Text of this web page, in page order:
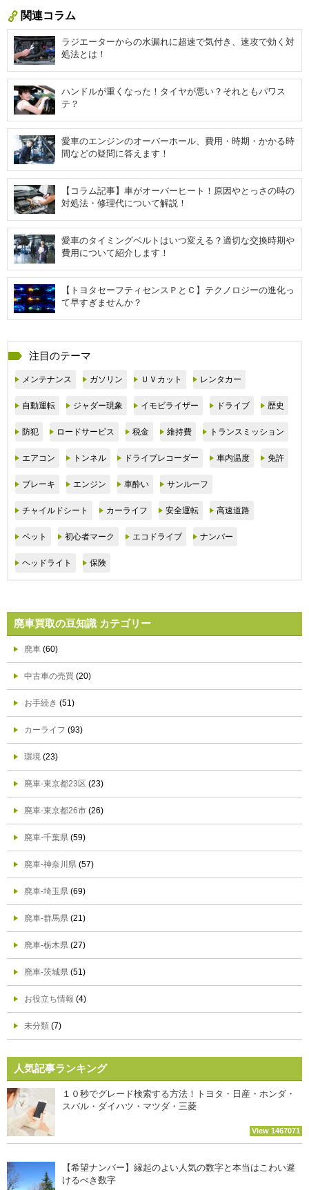
関連コラム
ラジエーターからの水漏れに超速で気付き、速攻で効く対
処法とは！
ハンドルが重くなった！タイヤが悪い？それともパワス
テ？
愛車のエンジンのオーバーホール、費用・時期・かかる時
間などの疑問に答えます！
【コラム記事】車がオーバーヒート！原因やとっさの時の
対処法・修理代について解説！
愛車のタイミングベルトはいつ変える？適切な交換時期や
費用について紹介します！
【トヨタセーフティセンスＰとＣ】テクノロジーの進化っ
て早すぎませんか？
注目のテーマ
メンテナンス ガソリン ＵＶカット レンタカー
自動運転 ジャダー現象 イモビライザー ドライブ 歴史
防犯 ロードサービス 税金 維持費 トランスミッション
エアコン トンネル ドライブレコーダー 車内温度 免許
ブレーキ エンジン 車酔い サンルーフ
チャイルドシート カーライフ 安全運転 高速道路
ペット 初心者マーク エコドライブ ナンバー
ヘッドライト 保険
廃車買取の豆知識 カテゴリー
廃車 (60)
中古車の売買 (20)
お手続き (51)
カーライフ (93)
環境 (23)
廃車-東京都23区 (23)
廃車-東京都26市 (26)
廃車-千葉県 (59)
廃車-神奈川県 (57)
廃車-埼玉県 (69)
廃車-群馬県 (21)
廃車-栃木県 (27)
廃車-茨城県 (51)
お役立ち情報 (4)
未分類 (7)
人気記事ランキング
１０秒でグレード検索する方法！トヨタ・日産・ホンダ・
スバル・ダイハツ・マツダ・三菱
View 1467071
【希望ナンバー】縁起のよい人気の数字と本当はこわい避
けるべき数字